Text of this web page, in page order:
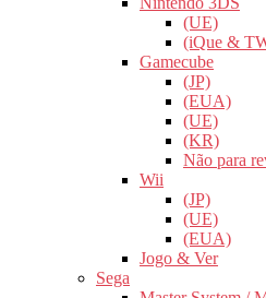
(UE)
(iQue &
Gamecube
(JP)
(EUA)
(UE)
(KR)
Não para
Wii
(JP)
(UE)
(EUA)
Jogo & Ver
Sega